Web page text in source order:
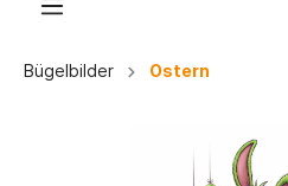
Bügelbilder Ostern